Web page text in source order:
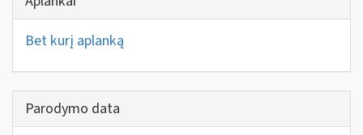
Bet kurį aplanką
Parodymo data